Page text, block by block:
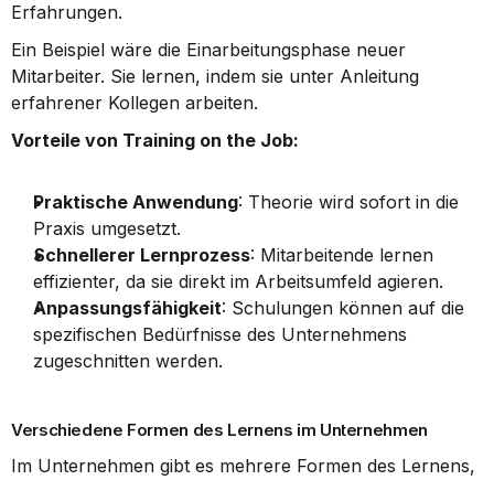
Erfahrungen.
Ein Beispiel wäre die Einarbeitungsphase neuer
Mitarbeiter. Sie lernen, indem sie unter Anleitung
erfahrener Kollegen arbeiten.
Vorteile von Training on the Job:
Praktische Anwendung: Theorie wird sofort in die
Praxis umgesetzt.
Schnellerer Lernprozess: Mitarbeitende lernen
effizienter, da sie direkt im Arbeitsumfeld agieren.
Anpassungsfähigkeit: Schulungen können auf die
spezifischen Bedürfnisse des Unternehmens
zugeschnitten werden.
Verschiedene Formen des Lernens im Unternehmen
Im Unternehmen gibt es mehrere Formen des Lernens,